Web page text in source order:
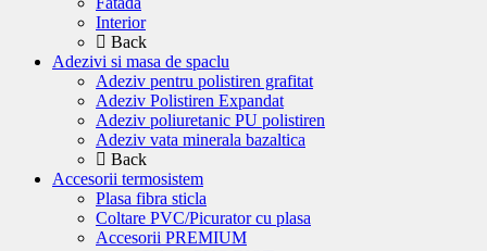
Interior
Back
Adezivi si masa de spaclu
Adeziv pentru polistiren grafitat
Adeziv Polistiren Expandat
Adeziv poliuretanic PU polistiren
Adeziv vata minerala bazaltica
Back
Accesorii termosistem
Plasa fibra sticla
Coltare PVC/Picurator cu plasa
Accesorii PREMIUM